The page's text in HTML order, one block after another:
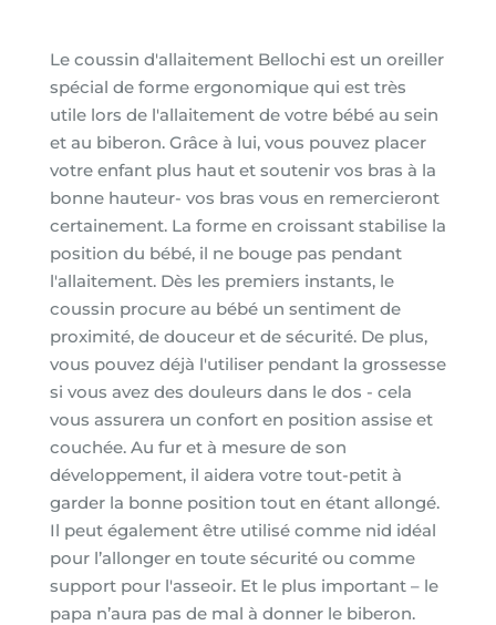
Le coussin d'allaitement Bellochi est un oreiller
spécial de forme ergonomique qui est très
utile lors de l'allaitement de votre bébé au sein
et au biberon. Grâce à lui, vous pouvez placer
votre enfant plus haut et soutenir vos bras à la
bonne hauteur- vos bras vous en remercieront
certainement. La forme en croissant stabilise la
position du bébé, il ne bouge pas pendant
l'allaitement. Dès les premiers instants, le
coussin procure au bébé un sentiment de
proximité, de douceur et de sécurité. De plus,
vous pouvez déjà l'utiliser pendant la grossesse
si vous avez des douleurs dans le dos - cela
vous assurera un confort en position assise et
couchée. Au fur et à mesure de son
développement, il aidera votre tout-petit à
garder la bonne position tout en étant allongé.
Il peut également être utilisé comme nid idéal
pour l’allonger en toute sécurité ou comme
support pour l'asseoir. Et le plus important – le
papa n’aura pas de mal à donner le biberon.